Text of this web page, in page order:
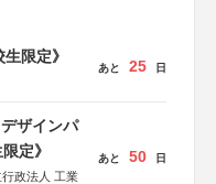
限定》
あと 25 日
ザインパ
定》
政法人 工業
あと 50 日